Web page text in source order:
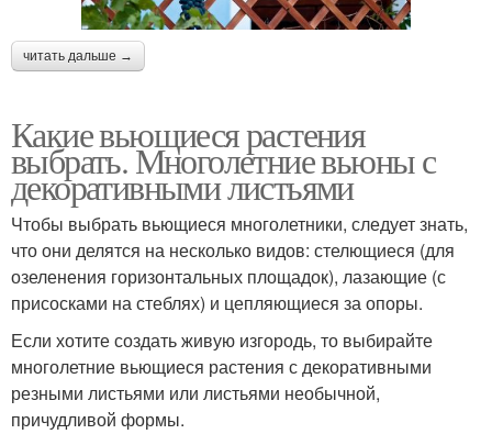
читать дальше →
Какие вьющиеся растения
выбрать. Многолетние вьюны с
декоративными листьями
Чтобы выбрать вьющиеся многолетники, следует знать,
что они делятся на несколько видов: стелющиеся (для
озеленения горизонтальных площадок), лазающие (с
присосками на стеблях) и цепляющиеся за опоры.
Если хотите создать живую изгородь, то выбирайте
многолетние вьющиеся растения с декоративными
резными листьями или листьями необычной,
причудливой формы.